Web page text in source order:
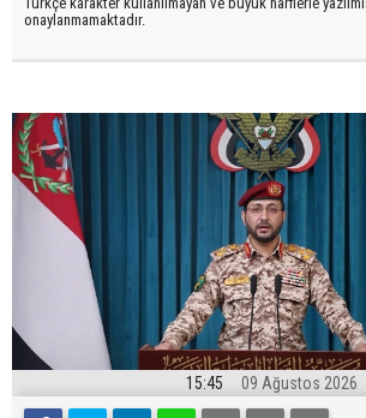
onaylanmamaktadır.
15:45 09 Ağustos 2026